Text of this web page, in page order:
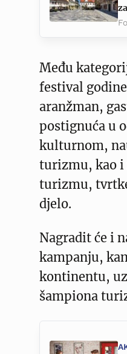
Među
festival
aranžman,
postignuća u
kulturnom,
turizmu, kao i
turizmu,
djelo.
Nagradit će i
kampanju,
kontinentu,
šampiona